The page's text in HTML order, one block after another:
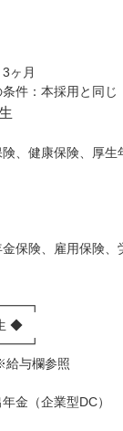
ヶ月
、健康保険、厚生
保険、雇用保険、
◆
与欄参照
金（企業型DC）